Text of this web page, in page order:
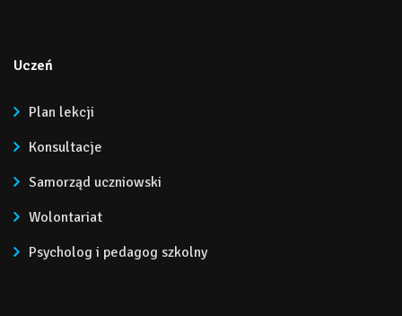
Uczeń
Plan lekcji
Konsultacje
Samorząd uczniowski
Wolontariat
Psycholog i pedagog szkolny